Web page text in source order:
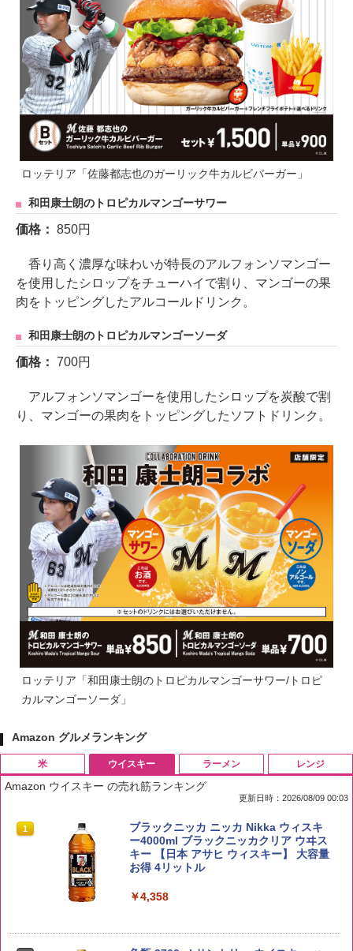
ロッテリア「佐藤都志也のガーリック牛カルビバーガー」
和田康士朗のトロピカルマンゴーサワー
価格： 850円
香り高く濃厚な味わいが特長のアルフォンソマンゴー
を使用したシロップをチューハイで割り、マンゴーの果
肉をトッピングしたアルコールドリンク。
和田康士朗のトロピカルマンゴーソーダ
価格： 700円
アルフォンソマンゴーを使用したシロップを炭酸で割
り、マンゴーの果肉をトッピングしたソフトドリンク。
ロッテリア「和田康士朗のトロピカルマンゴーサワー/トロピ
カルマンゴーソーダ」
Amazon グルメランキング
米
1 by Amazon 国産ブレンド米 精米 5kg
￥2,650
ウイスキー
Amazon ウイスキー の売れ筋ランキング
更新日時：2026/08/09 00:03
1
ブラックニッカ ニッカ Nikka ウィスキ
ー4000ml ブラックニッカクリア ウヰス
キー 【日本 アサヒ ウィスキー】 大容量
お得 4リットル
￥4,358
ラーメン レンジ